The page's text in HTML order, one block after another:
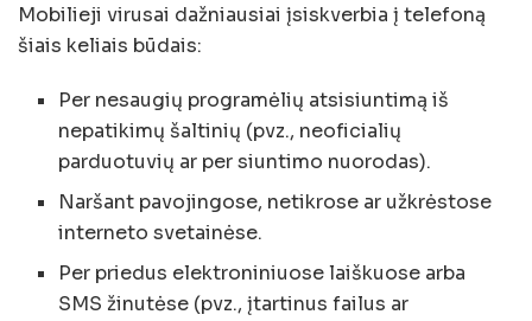
Mobilieji virusai dažniausiai įsiskverbia į telefoną
šiais keliais būdais:
Per nesaugių programėlių atsisiuntimą iš
nepatikimų šaltinių (pvz., neoficialių
parduotuvių ar per siuntimo nuorodas).
Naršant pavojingose, netikrose ar užkrėstose
interneto svetainėse.
Per priedus elektroniniuose laiškuose arba
SMS žinutėse (pvz., įtartinus failus ar